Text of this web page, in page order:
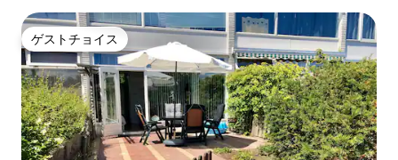
ゲストチョイス
ゲストチョイス